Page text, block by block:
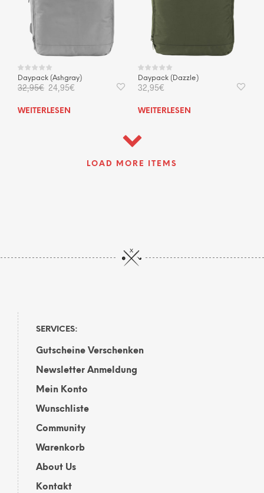
Daypack (Ashgray)
32,95€ Ursprünglicher
Preis
32,95€
24,95€ Aktueller
WEITERLESEN
Daypack (Dazzle)
32,95€
WEITERLESEN
LOAD MORE ITEMS
SERVICES:
Gutscheine Verschenken
Newsletter Anmeldung
Mein Konto
Wunschliste
Community
Warenkorb
About Us
Kontakt